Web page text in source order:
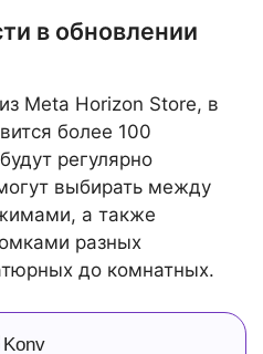
в обновлении
Meta Horizon Store, в
более 100
регулярно
выбирать между
а также
разных
до комнатных.